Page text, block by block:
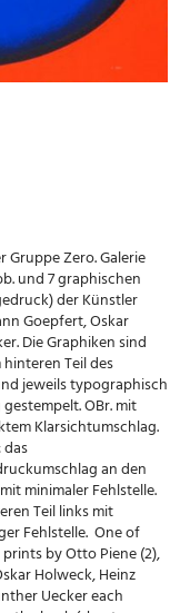
Zero. Galerie
und 7 graphischen
der Künstler
Goepfert, Oskar
Die Graphiken sind
Teil des
jeweils typographisch
OBr. mit
Klarsichtumschlag.
das
an den
minimaler Fehlstelle.
Teil links mit
Fehlstelle. One of
by Otto Piene (2),
Holweck, Heinz
Uecker each